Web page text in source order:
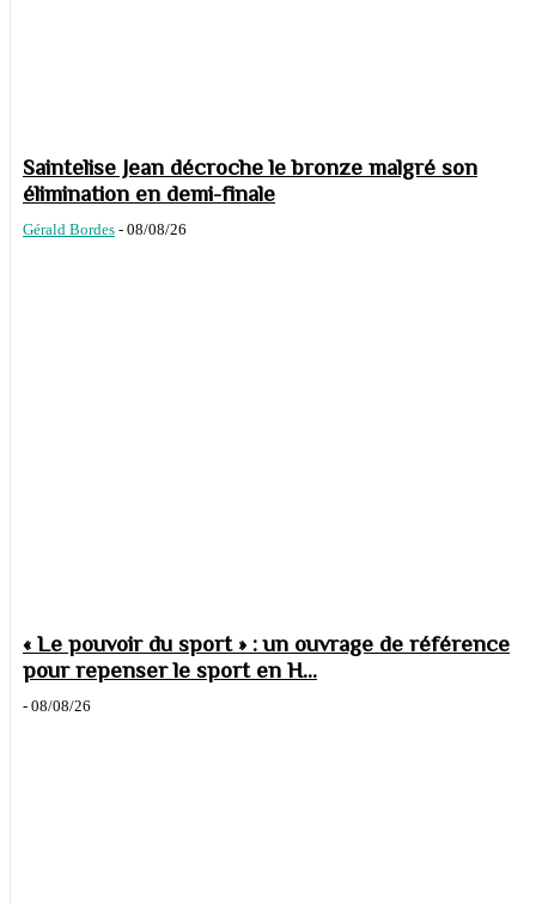
Saintelise Jean décroche le bronze malgré son
élimination en demi-finale
Gérald Bordes - 08/08/26
« Le pouvoir du sport » : un ouvrage de référence
pour repenser le sport en H...
- 08/08/26